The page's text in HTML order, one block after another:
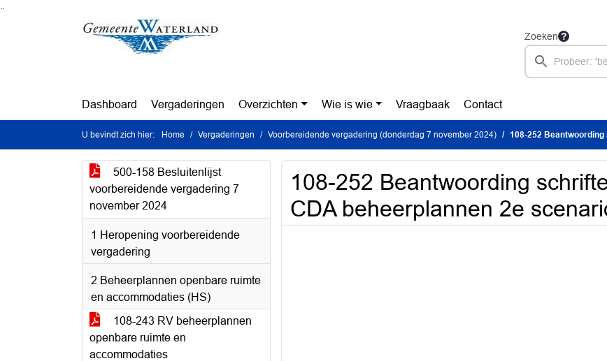
Ga naar de inhoud van deze pagina
Zoeken
Dashboard Vergaderingen Overzichten Wie is wie Vraagbaak Contact
U bevindt zich hier: Home Vergaderingen Voorbereidende vergadering (donderdag 7 november 2024) 108-252 Beantwoording
500-158 Besluitenlijst
voorbereidende vergadering 7
november 2024
1 Heropening voorbereidende
vergadering
2 Beheerplannen openbare ruimte
en accommodaties (HS)
108-243 RV beheerplannen
openbare ruimte en
accommodaties
108-252 Beantwoording
CDA beheerplannen 2e